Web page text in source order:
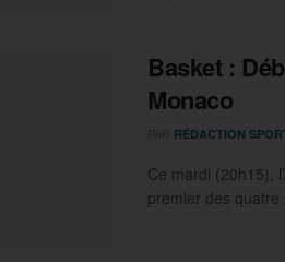
Basket :
Monaco
RÉDACTION
Ce mardi (20h15),
premier des quatre